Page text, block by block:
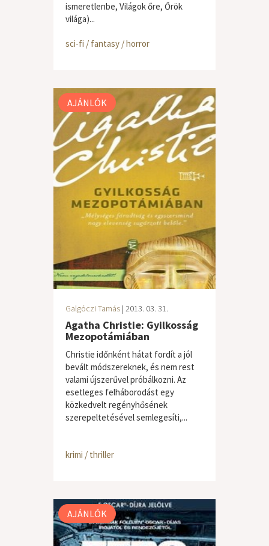
ismeretlenbe, Világok őre, Őrök
világa)...
sci-fi / fantasy / horror
AJÁNLÓK
Galgóczi Tamás | 2013. 03. 31.
Agatha Christie: Gyilkosság
Mezopotámiában
Christie időnként hátat fordít a jól
bevált módszereknek, és nem rest
valami újszerűvel próbálkozni. Az
esetleges felháborodást egy
közkedvelt regényhősének
szerepeltetésével semlegesíti,...
krimi / thriller
AJÁNLÓK